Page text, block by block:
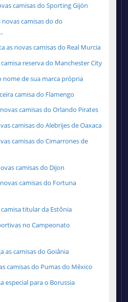
camisas do Sporting Gijón
camisas do do
as novas camisas do Real Murcia
reserva do Manchester City
nome de sua marca própria
camisa do Flamengo
camisas do Orlando Pirates
camisas do Alebrijes de Oaxaca
camisas do Cimarrones de
camisas do Dijon
camisas do Fortuna
titular da Estônia
no Campeonato
as camisas do Goiânia
camisas do Pumas do México
especial para o Borussia